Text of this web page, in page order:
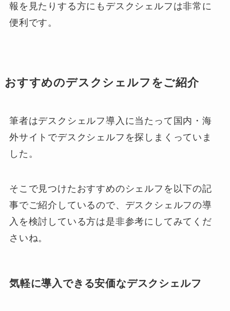
報を見たりする方にもデスクシェルフは非常に
便利です。
おすすめのデスクシェルフをご紹介
筆者はデスクシェルフ導入に当たって国内・海
外サイトでデスクシェルフを探しまくっていま
した。
そこで見つけたおすすめのシェルフを以下の記
事でご紹介しているので、デスクシェルフの導
入を検討している方は是非参考にしてみてくだ
さいね。
気軽に導入できる安価なデスクシェルフ